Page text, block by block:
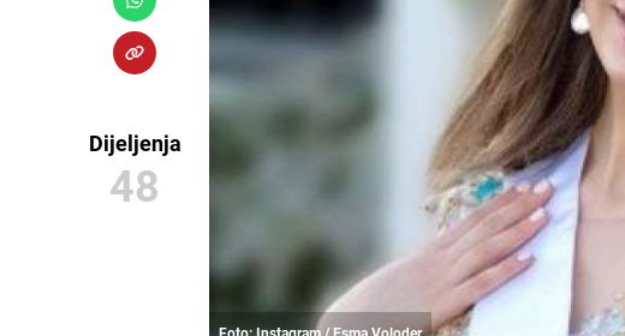
Dijeljenja
48
Foto: Instagram / Esma Voloder